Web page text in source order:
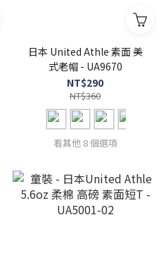
日本 United Athle 素面 美
式老帽 - UA9670
NT$290
NT$360
看其他 8 個選項